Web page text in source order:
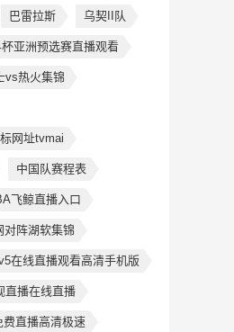
巴雷拉斯 乌契II队
亚洲预选赛直播观看
vs热火集锦
网址tvmai
中国队赛程表
飞鲸直播入口
对阵湖软集锦
在线直播观看高清手机版
直播在线直播
费直播高清极速